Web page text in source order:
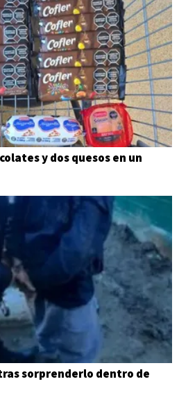
y dos quesos en un
sorprenderlo dentro de